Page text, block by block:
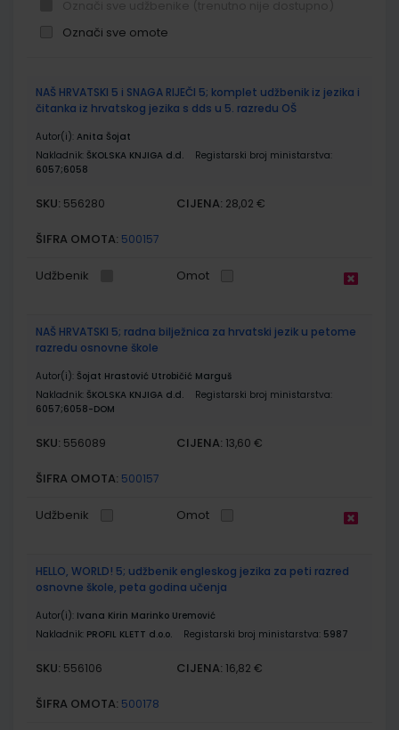
Označi sve omote
proizvodi
NAŠ HRVATSKI 5 i SNAGA RIJEČI 5; komplet udžbenik iz jezika i
čitanka iz hrvatskog jezika s dds u 5. razredu OŠ
Autor(i): Anita Šojat
Nakladnik: ŠKOLSKA KNJIGA d.d.
Registarski broj ministarstva:
6057;6058
SKU: 556280 CIJENA: 28,02 €
ŠIFRA OMOTA: 500157
Udžbenik Omot
NAŠ HRVATSKI 5; radna bilježnica za hrvatski jezik u petome
razredu osnovne škole
Autor(i): Šojat Hrastović Utrobičić Marguš
Nakladnik: ŠKOLSKA KNJIGA d.d.
Registarski broj ministarstva:
6057;6058-DOM
SKU: 556089 CIJENA: 13,60 €
ŠIFRA OMOTA: 500157
Udžbenik Omot
HELLO, WORLD! 5; udžbenik engleskog jezika za peti razred
osnovne škole, peta godina učenja
Autor(i): Ivana Kirin Marinko Uremović
Nakladnik: PROFIL KLETT d.o.o. Registarski broj ministarstva: 5987
SKU: 556106 CIJENA: 16,82 €
ŠIFRA OMOTA: 500178